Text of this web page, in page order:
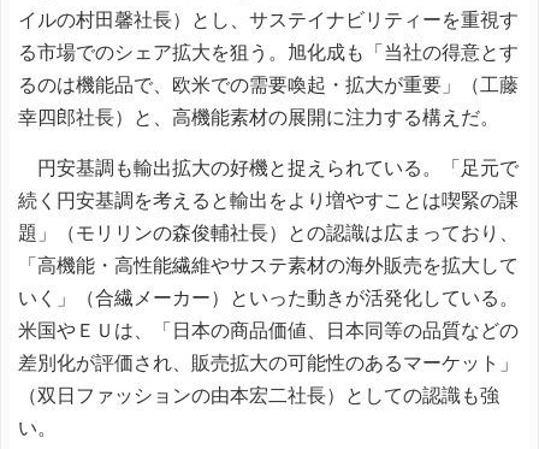
イルの村田馨社長）とし、サステイナビリティーを重視す
る市場でのシェア拡大を狙う。旭化成も「当社の得意とす
るのは機能品で、欧米での需要喚起・拡大が重要」（工藤
幸四郎社長）と、高機能素材の展開に注力する構えだ。
円安基調も輸出拡大の好機と捉えられている。「足元で
続く円安基調を考えると輸出をより増やすことは喫緊の課
題」（モリリンの森俊輔社長）との認識は広まっており、
「高機能・高性能繊維やサステ素材の海外販売を拡大して
いく」（合繊メーカー）といった動きが活発化している。
米国やＥＵは、「日本の商品価値、日本同等の品質などの
差別化が評価され、販売拡大の可能性のあるマーケット」
（双日ファッションの由本宏二社長）としての認識も強
い。